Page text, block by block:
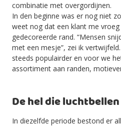
combinatie met overgordijnen.
In den beginne was er nog niet
weet nog dat een klant me
gedecoreerde rand. “Mensen
met een mesje”, zei ik
steeds populairder en voor we
assortiment aan randen,
De hel die
In diezelfde periode bestond er